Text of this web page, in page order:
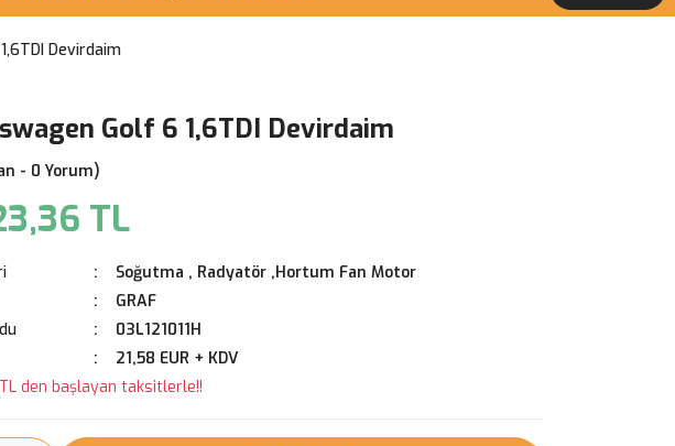
Devirdaim
Golf 6 1,6TDI Devirdaim
- 0 Yorum)
TL
Soğutma , Radyatör ,Hortum Fan Motor
GRAF
03L121011H
21,58 EUR + KDV
den başlayan taksitlerle!!